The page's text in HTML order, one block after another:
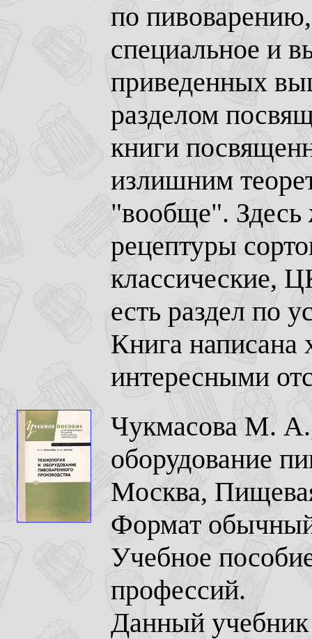
по
специальное и
приведенных
разделом
книги
излишним
"вообще". Здесь
рецептуры
классические,
есть раздел по
Книга написана
интересными
Чукмасова М.
оборудование
Москва,
Формат
Учебное
профессий.
Данный учебник